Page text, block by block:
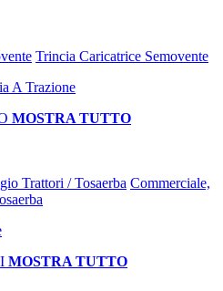
Trincia Caricatrice Semovente
A Trazione
MOSTRA TUTTO
Trattori / Tosaerba Commerciale,
MOSTRA TUTTO